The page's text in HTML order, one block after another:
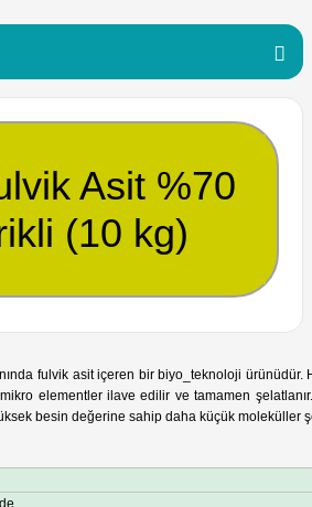
Asit %70
(10 kg)
fulvik asit içeren bir biyo_teknoloji
elementler ilave edilir ve tamamen
besin değerine sahip daha küçük moleküller